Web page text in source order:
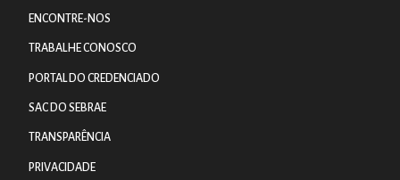
ENCONTRE-NOS
TRABALHE CONOSCO
PORTAL DO CREDENCIADO
SAC DO SEBRAE
TRANSPARÊNCIA
PRIVACIDADE